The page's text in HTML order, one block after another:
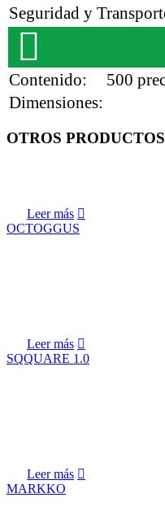
Seguridad y
Contenido:
500
Dimensiones:
OTROS
Leer más
OCTOGGUS
Leer más
SQQUARE 1.0
Leer más
MARKKO